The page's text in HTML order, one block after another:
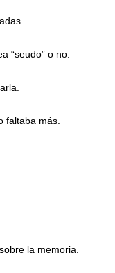
“seudo” o no.
faltaba más.
la memoria.